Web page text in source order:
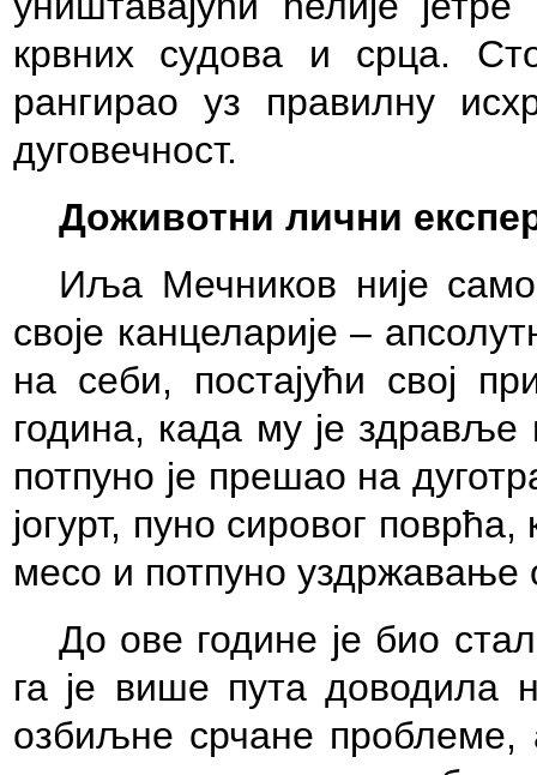
крвних судова и срца.
рангирао уз правилну
дуговечност.
Доживотни лични
Иља Мечников није
своје канцеларије –
на себи, постајући свој
година, када му је
потпуно је прешао на
јогурт, пуно сировог
месо и потпуно уздржавање
До ове године је био
га је више пута доводила
озбиљне срчане проблеме,